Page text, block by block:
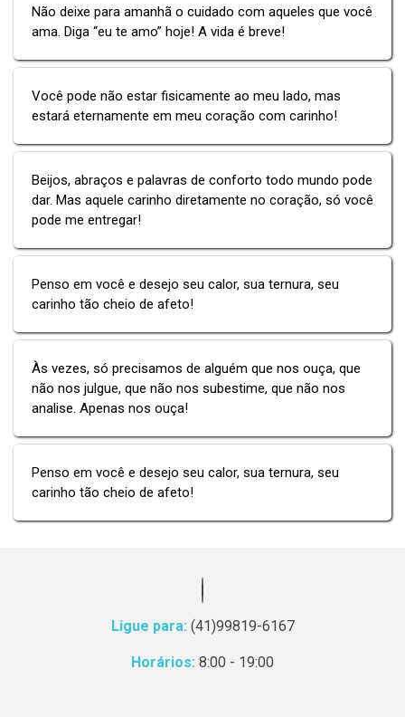
Não deixe para amanhã o cuidado com aqueles que você
ama. Diga “eu te amo” hoje! A vida é breve!
Você pode não estar fisicamente ao meu lado, mas
estará eternamente em meu coração com carinho!
Beijos, abraços e palavras de conforto todo mundo pode
dar. Mas aquele carinho diretamente no coração, só você
pode me entregar!
Penso em você e desejo seu calor, sua ternura, seu
carinho tão cheio de afeto!
Às vezes, só precisamos de alguém que nos ouça, que
não nos julgue, que não nos subestime, que não nos
analise. Apenas nos ouça!
Penso em você e desejo seu calor, sua ternura, seu
carinho tão cheio de afeto!
Ligue para: (41)99819-6167
Horários: 8:00 - 19:00